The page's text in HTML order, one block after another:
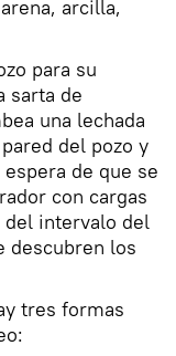
arcilla,
para su
sarta de
una lechada
del pozo y
de que se
con cargas
del intervalo del
descubren los
tres formas